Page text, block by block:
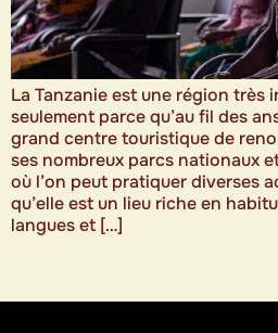
La Tanzanie est une région très
seulement parce qu’au fil des
grand centre touristique de
ses nombreux parcs nationaux
où l’on peut pratiquer diverses
qu’elle est un lieu riche en
langues et […]